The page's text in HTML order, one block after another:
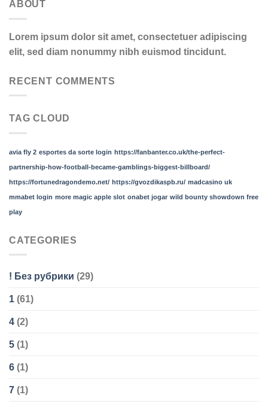
ABOUT
Lorem ipsum dolor sit amet, consectetuer adipiscing
elit, sed diam nonummy nibh euismod tincidunt.
RECENT COMMENTS
TAG CLOUD
avia fly 2 esportes da sorte login https://fanbanter.co.uk/the-perfect-
partnership-how-football-became-gamblings-biggest-billboard/
https://fortunedragondemo.net/ https://gvozdikaspb.ru/ madcasino uk
mmabet login more magic apple slot onabet jogar wild bounty showdown free
play
CATEGORIES
! Без рубрики (29)
1 (61)
4 (2)
5 (1)
6 (1)
7 (1)